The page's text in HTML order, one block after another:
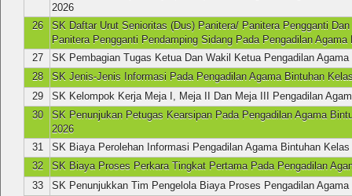
2026
26
SK Daftar Urut Senioritas (Dus) Panitera/ Panitera Pengganti
Panitera Pengganti Pendamping Sidang Pada Pengadilan
27
SK Pembagian Tugas Ketua Dan Wakil Ketua Pengadilan
28
SK Jenis-Jenis Informasi Pada Pengadilan Agama Bintuhan
29
SK Kelompok Kerja Meja I, Meja II Dan Meja III Pengadilan
30
SK Penunjukan Petugas Kearsipan Pada Pengadilan Agama
2026
31
SK Biaya Perolehan Informasi Pengadilan Agama Bintuhan
32
SK Biaya Proses Perkara Tingkat Pertama Pada Pengadilan
33
SK Penunjukkan Tim Pengelola Biaya Proses Pengadilan